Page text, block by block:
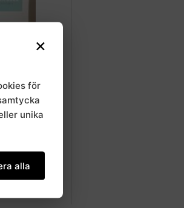
×
för
unika
alla